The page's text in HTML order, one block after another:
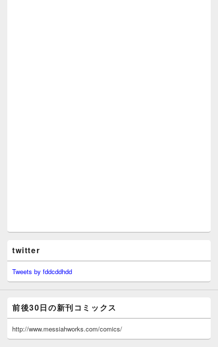
twitter
Tweets by fddcddhdd
前後30日の新刊コミックス
http://www.messiahworks.com/comics/